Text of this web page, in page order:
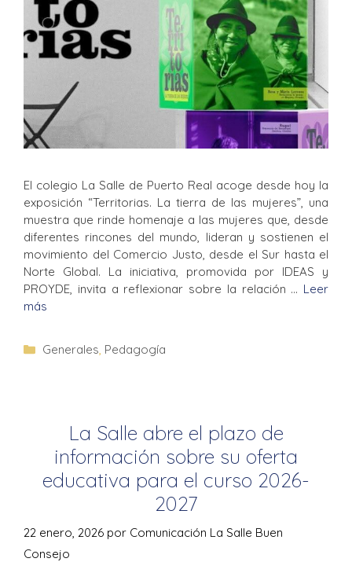
El colegio La Salle de Puerto Real acoge desde hoy la
exposición “Territorias. La tierra de las mujeres”, una
muestra que rinde homenaje a las mujeres que, desde
diferentes rincones del mundo, lideran y sostienen el
movimiento del Comercio Justo, desde el Sur hasta el
Norte Global. La iniciativa, promovida por IDEAS y
PROYDE, invita a reflexionar sobre la relación … Leer
más
Generales, Pedagogía
La Salle abre el plazo de
información sobre su oferta
educativa para el curso 2026-
2027
22 enero, 2026 por Comunicación La Salle Buen
Consejo